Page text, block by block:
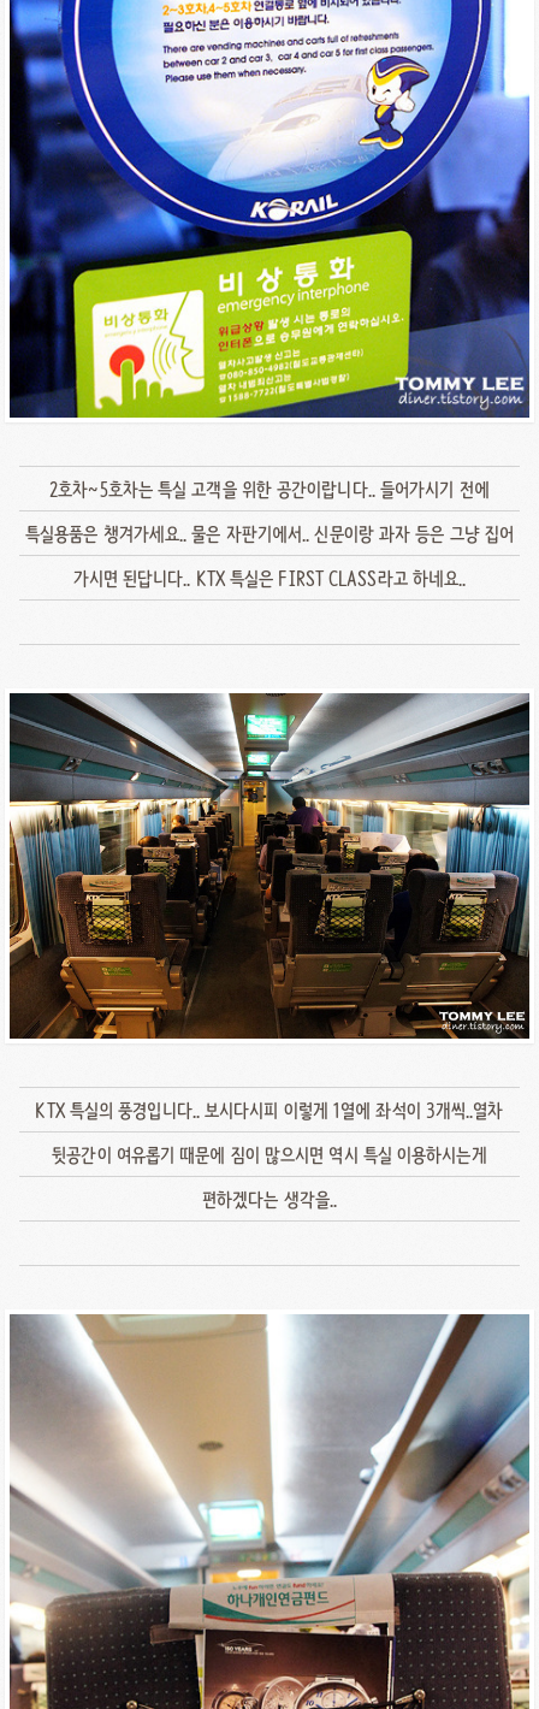
2호차~5호차는 특실 고객을 위한 공간이랍니다.. 들어가시기 전에
특실용품은 챙겨가세요.. 물은 자판기에서.. 신문이랑 과자 등은 그냥 집어
가시면 된답니다.. KTX 특실은 FIRST CLASS라고 하네요..
KTX 특실의 풍경입니다.. 보시다시피 이렇게 1열에 좌석이 3개씩..열차
뒷공간이 여유롭기 때문에 짐이 많으시면 역시 특실 이용하시는게
편하겠다는 생각을..